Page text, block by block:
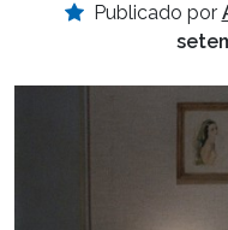
Publicado por